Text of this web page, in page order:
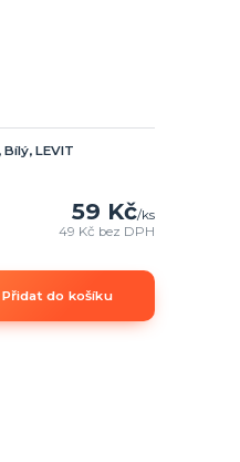
LEVIT
59 Kč/ks
49 Kč bez DPH
Přidat do košíku